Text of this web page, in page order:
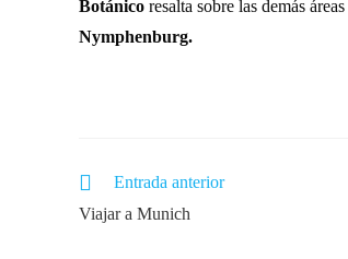
Botánico resalta sobre las demás
Nymphenburg.
Entrada anterior
Viajar a Munich